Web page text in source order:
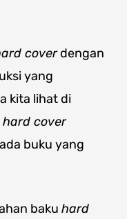
coverdengan
yang
kita lihat di
hard cover
buku yang
baku hard